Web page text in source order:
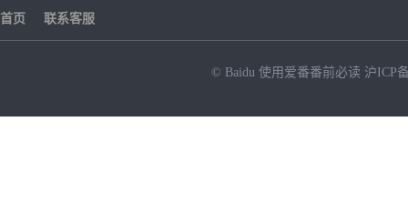
首页 联系客服
© Baidu 使用爱番番前必读 沪ICP